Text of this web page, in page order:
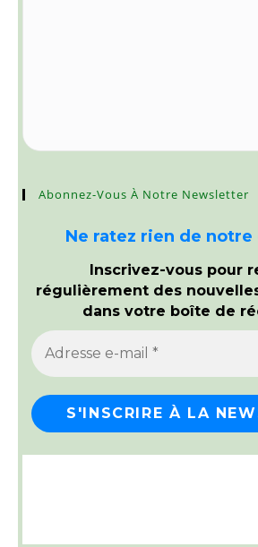
Abonnez-Vous À Notre Newsletter
Ne ratez rien de notre
Inscrivez-vous pour
régulièrement des
dans votre boîte de